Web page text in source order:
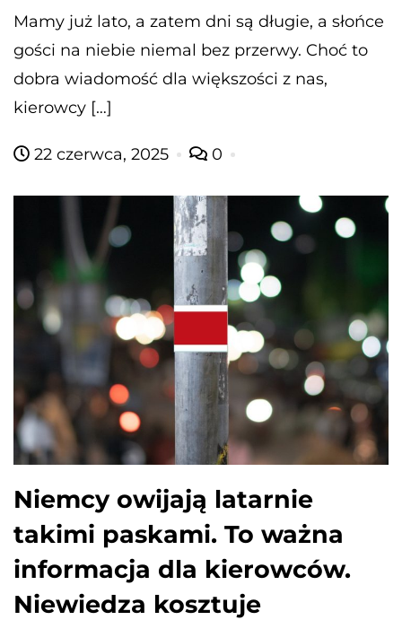
Mamy już lato, a zatem dni są długie, a słońce
gości na niebie niemal bez przerwy. Choć to
dobra wiadomość dla większości z nas,
kierowcy […]
22 czerwca, 2025 0
Niemcy owijają latarnie
takimi paskami. To ważna
informacja dla kierowców.
Niewiedza kosztuje